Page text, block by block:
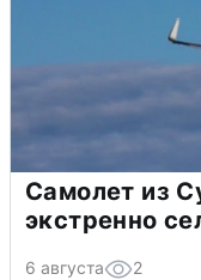
Самолет из
экстренно
6 августа 2